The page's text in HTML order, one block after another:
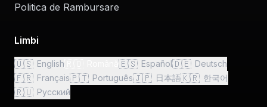
Politica de Rambursare
Limbi
🇺🇸 English 🇪🇸 Español🇩🇪 Deutsch
🇫🇷 Français🇵🇹 Português🇯🇵 日本語🇰🇷 한국어
🇷🇺 Русский